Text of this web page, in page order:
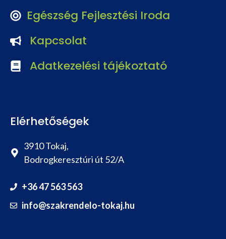
Egészség Fejlesztési Iroda
Kapcsolat
Adatkezelési tájékoztató
Elérhetőségek
3910 Tokaj,
Bodrogkeresztúri út 52/A
+36 47 563 563
info@szakrendelo-tokaj.hu